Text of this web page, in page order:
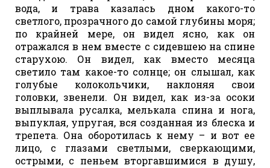
вода, и трава казалась дном какого-то
светлого, прозрачного до самой глубины моря;
по крайней мере, он видел ясно, как он
отражался в нем вместе с сидевшею на спине
старухою. Он видел, как вместо месяца
светило там какое-то солнце; он слышал, как
голубые колокольчики, наклоняя свои
головки, звенели. Он видел, как из-за осоки
выплывала русалка, мелькала спина и нога,
выпуклая, упругая, вся созданная из блеска и
трепета. Она оборотилась к нему – и вот ее
лицо, с глазами светлыми, сверкающими,
острыми, с пеньем вторгавшимися в душу,